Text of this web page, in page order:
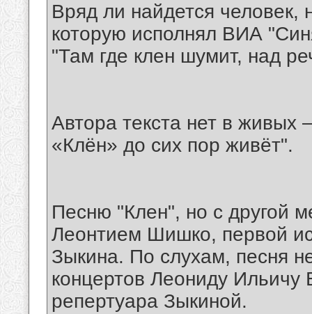
Вряд ли найдется
которую исполнял ВИА
"Там где клен шумит, над
Автора текста нет в
«Клён» до сих пор живёт".
Песню "Клен", но с другой
Леонтием Шишко, первой
Зыкина. По слухам, песня
концертов Леониду Ильичу
репертуара Зыкиной.